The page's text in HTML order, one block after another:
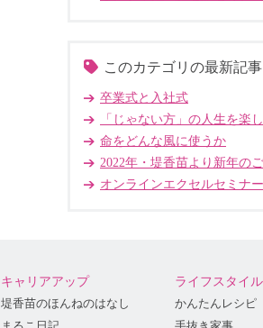
このカテゴリの最新記事
卒業式と入社式
「じゃない方」の人生を楽
命をどんな風に使うか
2022年・堤香苗より新年の
オンラインエクセルセミナ
キャリアアップ
堤香苗のほんねのはなし
ライフスタイル
かんたんレシピ